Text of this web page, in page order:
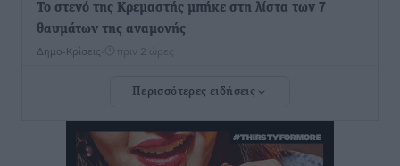
Το στενό της Κρεμαστής μπήκε στη λίστα των 7
θαυμάτων της αναμονής
Δημο-Κρίσεις πριν 2 ώρες
ΣΕΤΕ: Σημαντική θεσμική εξέλιξη η ΚΥΑ για το ΕΧΠ
για τον τουρισμό
Ειδήσεις• πριν 2 ώρες
Περισσότερες ειδήσεις